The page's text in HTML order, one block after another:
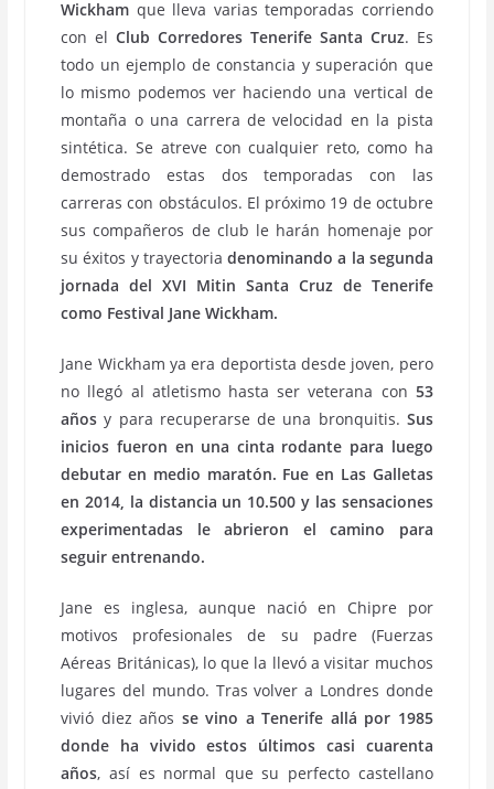
Wickham que lleva varias temporadas corriendo
con elClub Corredores Tenerife Santa Cruz. Es
todo un ejemplo de constancia y superación que
lo mismo podemos ver haciendo una vertical de
montaña o una carrera de velocidad en la pista
sintética. Se atreve con cualquier reto, como ha
demostrado estas dos temporadas con las
carreras con obstáculos. El próximo 19 de octubre
sus compañeros de club le harán homenaje por
su éxitos y trayectoriadenominando a la segunda
jornada del XVI Mitin Santa Cruz de Tenerife
como Festival Jane Wickham.
Jane Wickham ya era deportista desde joven, pero
no llegó al atletismo hasta ser veterana con 53
años y para recuperarse de una bronquitis. Sus
inicios fueron en una cinta rodante para luego
debutar en medio maratón. Fue en Las Galletas
en 2014, la distancia un 10.500 y las sensaciones
experimentadas le abrieron el camino para
seguir entrenando.
Jane es inglesa, aunque nació en Chipre por
motivos profesionales de su padre (Fuerzas
Aéreas Británicas), lo que la llevó a visitar muchos
lugares del mundo. Tras volver a Londres donde
vivió diez años se vino a Tenerife allá por 1985
donde ha vivido estos últimos casi cuarenta
años, así es normal que su perfecto castellano